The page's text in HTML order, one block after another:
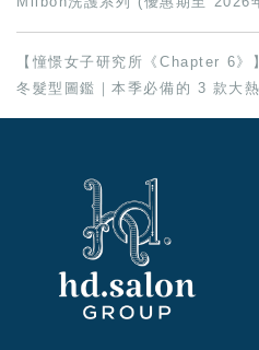
【憧憬女子研究所《Chapter 6
冬髮型圖鑑｜本季必備的 3 款大